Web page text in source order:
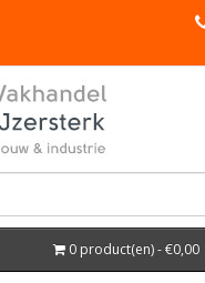
0 product(en) - €0,00